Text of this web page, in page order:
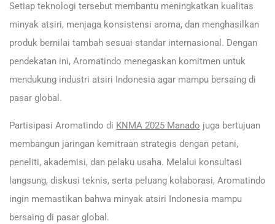
Setiap teknologi tersebut membantu meningkatkan kualitas
minyak atsiri, menjaga konsistensi aroma, dan menghasilkan
produk bernilai tambah sesuai standar internasional. Dengan
pendekatan ini, Aromatindo menegaskan komitmen untuk
mendukung industri atsiri Indonesia agar mampu bersaing di
pasar global.
Partisipasi Aromatindo di KNMA 2025 Manado juga bertujuan
membangun jaringan kemitraan strategis dengan petani,
peneliti, akademisi, dan pelaku usaha. Melalui konsultasi
langsung, diskusi teknis, serta peluang kolaborasi, Aromatindo
ingin memastikan bahwa minyak atsiri Indonesia mampu
bersaing di pasar global.